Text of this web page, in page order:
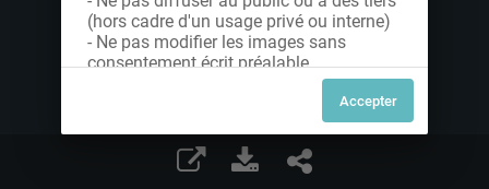
(hors cadre d'un usage privé ou interne)
- Ne pas modifier les images sans
consentement écrit préalable
Dans le cas contraire, nous vous invitons
à nous contacter afin de solliciter le type
de Licence souhaitée parmi celles
proposées et le cas échéant, acquitter